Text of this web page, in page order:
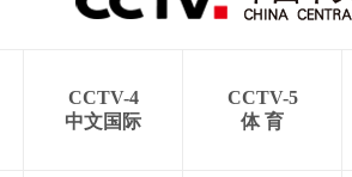
CCTV-4
中文国际
CCTV-5
体 育